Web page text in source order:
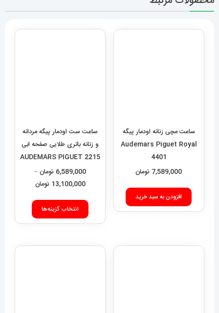
ساعت مچی زنانه اودمار پیگه
Audemars Piguet Royal
4401
7,589,000 تومان
افزودن به سبد خرید
ساعت ست اودمار پیگه مردانه
و زنانه باتری طلایی صفحه ابی
2215 AUDEMARS PIGUET
ROYAL
6,589,000تومان–
13,100,000تومانمحدوده
قیمت:
13,100,000 تومان
انتخاب گزینه‌ها
این
دارای